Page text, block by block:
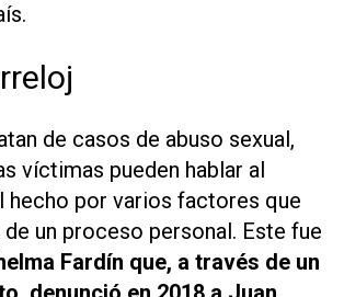
de casos de abuso sexual,
víctimas pueden hablar al
hecho por varios factores que
un proceso personal. Este fue
Fardín que, a través de un